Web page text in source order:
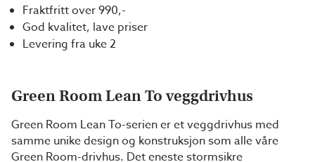
Fraktfritt over 990,-
God kvalitet, lave priser
Levering fra uke 2
Green Room Lean To veggdrivhus
Green Room Lean To-serien er et veggdrivhus med
samme unike design og konstruksjon som alle våre
Green Room-drivhus. Det eneste stormsikre